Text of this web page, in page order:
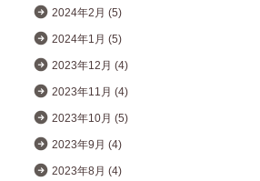
2024年2月 (5)
2024年1月 (5)
2023年12月 (4)
2023年11月 (4)
2023年10月 (5)
2023年9月 (4)
2023年8月 (4)